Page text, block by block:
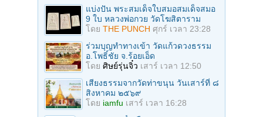
แบ่งปัน พระสมเด็จใบสมอสมเด็จสมอ
9 ใบ หลวงพ่อกวย วัดโฆสิตาราม
โดย THE PUNCH ศุกร์ เวลา 23:28
ร่วมบุญทําทางเข้า วัดแก้วดวงธรรม
อ.โพธิ์ชัย จ.ร้อยเอ็ด
โดย ศิษย์รุ่นจิ๋ว เสาร์ เวลา 12:50
เสียงธรรมจากวัดท่าขนุน วันเสาร์ที่ ๘
สิงหาคม ๒๕๖๙
โดย iamfu เสาร์ เวลา 16:28